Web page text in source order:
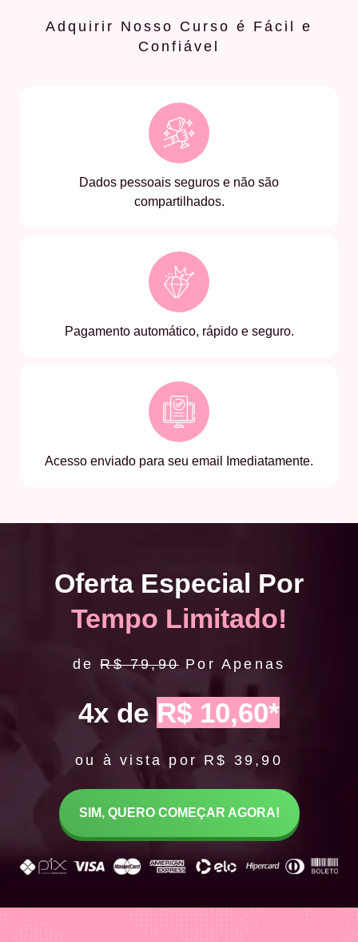
Adquirir Nosso Curso é Fácil e
Confiável
Dados pessoais seguros e não são
compartilhados.
Pagamento automático, rápido e seguro.
Acesso enviado para seu email Imediatamente.
Oferta Especial Por
Tempo Limitado!
deR$ 79,90 Por Apenas
4x de R$ 10,60*
ou à vista por R$ 39,90
SIM, QUERO COMEÇAR AGORA!